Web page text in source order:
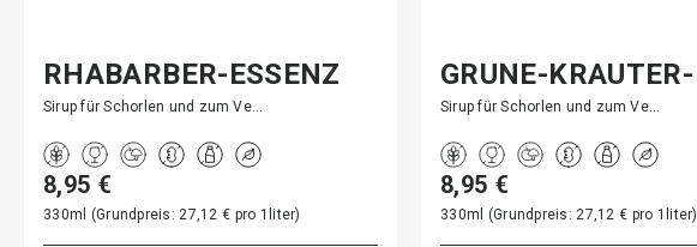
RHABARBER-ESSENZ
Sirup für Schorlen und zum Ve…
8,95 €
330ml (Grundpreis: 27,12 € pro 1liter)
GRÜNE-KRÄUTER-
ESSENZ
Sirup für Schorlen und zum Ve…
8,95 €
330ml (Grundpreis: 27,12 € pro 1liter)